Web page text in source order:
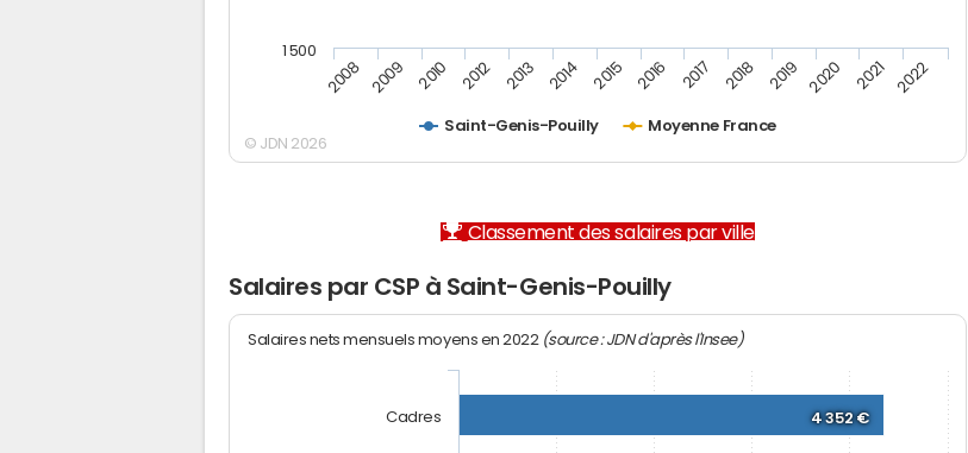
Saint-Genis-Pouilly Moyenne France
2008 2009 2010 2012 2013 2014 2015 2016 2017 2018 2019 2020 2021 2022
1 500
© JDN 2026
Classement des salaires par ville
Salaires par CSP à Saint-Genis-Pouilly
Salaires nets mensuels moyens en 2022 (source : JDN d'après l'Insee)
4 352 €
Cadres